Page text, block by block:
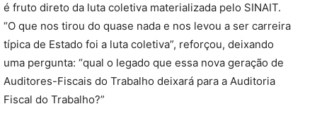
é fruto direto da luta coletiva materializada pelo SINAIT.
“O que nos tirou do quase nada e nos levou a ser carreira
típica de Estado foi a luta coletiva”, reforçou, deixando
uma pergunta: “qual o legado que essa nova geração de
Auditores-Fiscais do Trabalho deixará para a Auditoria
Fiscal do Trabalho?”